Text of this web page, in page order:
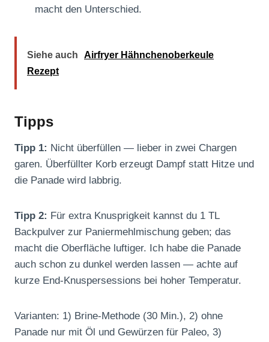
macht den Unterschied.
Siehe auch
Airfryer Hähnchenoberkeule
Rezept
Tipps
Tipp 1: Nicht überfüllen — lieber in zwei Chargen
garen. Überfüllter Korb erzeugt Dampf statt Hitze und
die Panade wird labbrig.
Tipp 2: Für extra Knusprigkeit kannst du 1 TL
Backpulver zur Paniermehlmischung geben; das
macht die Oberfläche luftiger. Ich habe die Panade
auch schon zu dunkel werden lassen — achte auf
kurze End-Knuspersessions bei hoher Temperatur.
Varianten: 1) Brine-Methode (30 Min.), 2) ohne
Panade nur mit Öl und Gewürzen für Paleo, 3)